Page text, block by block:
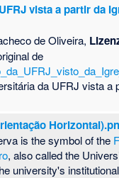
vista a partir da
de Oliveira,
de
da UFRJ vista a
is the symbol of the
, also called the
university's